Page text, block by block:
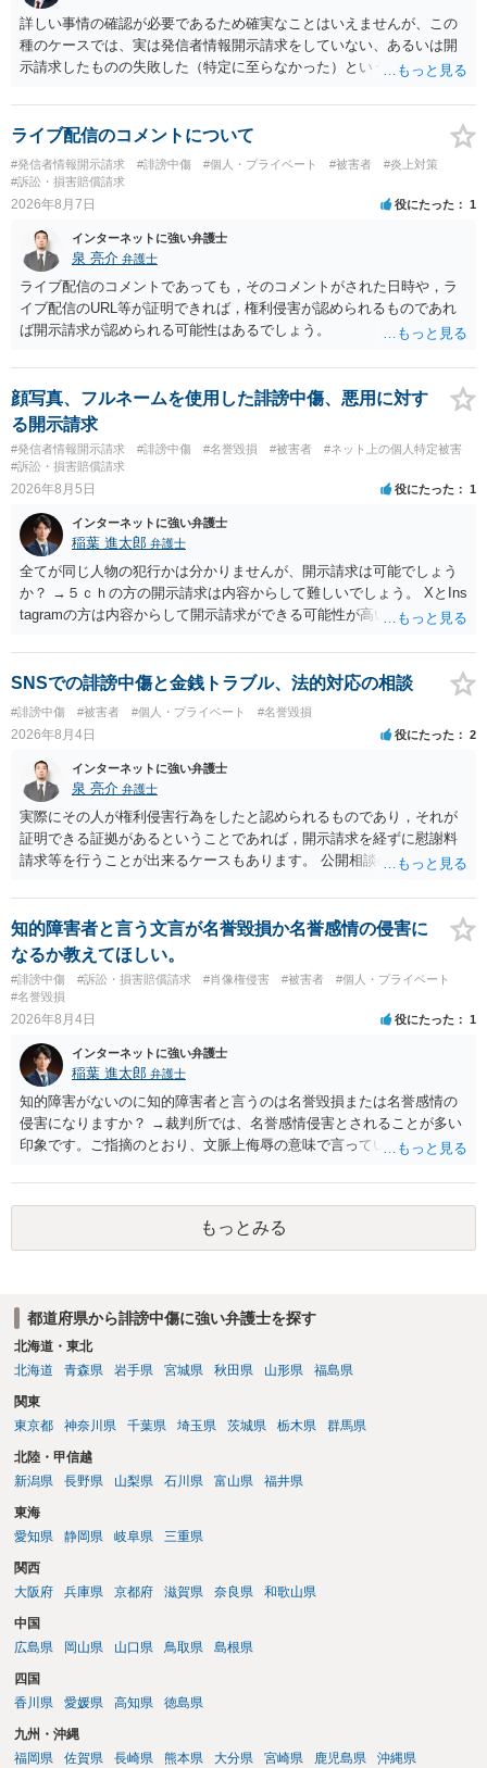
詳しい事情の確認が必要であるため確実なことはいえませんが、この
種のケースでは、実は発信者情報開示請求をしていない、あるいは開
示請求したものの失敗した（特定に至らなかった）という事案が比較
な投稿をする場合にはなおさら）。
ライブ配信のコメントについて
#発信者情報開示請求 #誹謗中傷 #個人・プライベート #被害者
#炎上対策
#訴訟・損害賠償請求
2026年8月7日 役にたった 1
インターネットに強い弁護士
泉 亮介 弁護士
ライブ配信のコメントであっても，そのコメントがされた日時や，ラ
イブ配信のURL等が証明できれば，権利侵害が認められるものであれ
ば開示請求が認められる可能性はあるでしょう。
顔写真、フルネームを使用した誹謗中傷、悪用に対す
る開示請求
#発信者情報開示請求 #誹謗中傷 #名誉毀損 #被害者
#ネット上の個人特定被害
#訴訟・損害賠償請求
2026年8月5日 役にたった 1
インターネットに強い弁護士
稲葉 進太郎 弁護士
全てが同じ人物の犯行かは分かりませんが、開示請求は可能でしょう
か？ →５ｃｈの方の開示請求は内容からして難しいでしょう。 XとIns
tagramの方は内容からして開示請求ができる可能性が高いでしょう。
いでしょう。７月中にアカウントが削除されている場合、今から進め
ても失敗する可能性が高いように思われます。 相手を特定できた場
合、相手に全ての弁護士費用を負担させることは可能でしょうか？ →
訴訟外の交渉で相手方が認めれば負担させることができるでしょう。
訴訟で判決となった場合は、実際の弁護士費用が認められる場合と認
められない場合があり何ともいえないところでしょう。
SNSでの誹謗中傷と金銭トラブル、法的対応の相談
#誹謗中傷 #被害者 #個人・プライベート #名誉毀損
2026年8月4日 役にたった 2
インターネットに強い弁護士
泉 亮介 弁護士
実際にその人が権利侵害行為をしたと認められるものであり，それが
証明できる証拠があるということであれば，開示請求を経ずに慰謝料
請求等を行うことが出来るケースもあります。 公開相談の場では回答
に個別に相談されると良いでしょう。
知的障害者と言う文言が名誉毀損か名誉感情の侵害に
なるか教えてほしい。
#誹謗中傷 #訴訟・損害賠償請求 #肖像権侵害 #被害者
#個人・プライベート
#名誉毀損
2026年8月4日 役にたった 1
インターネットに強い弁護士
稲葉 進太郎 弁護士
知的障害がないのに知的障害者と言うのは名誉毀損または名誉感情の
侵害になりますか？ →裁判所では、名誉感情侵害とされることが多い
印象です。ご指摘のとおり、文脈上侮辱の意味で言っている点も加味
もっとみる
都道府県から誹謗中傷に強い弁護士を探す
北海道・東北
北海道
青森県 岩手県 宮城県 秋田県 山形県 福島県
関東
東京都
神奈川県 千葉県 埼玉県 茨城県 栃木県 群馬県
北陸・甲信越
新潟県
長野県 山梨県 石川県 富山県 福井県
東海
愛知県
静岡県 岐阜県 三重県
関西
大阪府
兵庫県 京都府 滋賀県 奈良県 和歌山県
中国
広島県
岡山県 山口県 鳥取県 島根県
四国
香川県
愛媛県 高知県 徳島県
九州・沖縄
福岡県
佐賀県 長崎県 熊本県 大分県 宮崎県 鹿児島県 沖縄県